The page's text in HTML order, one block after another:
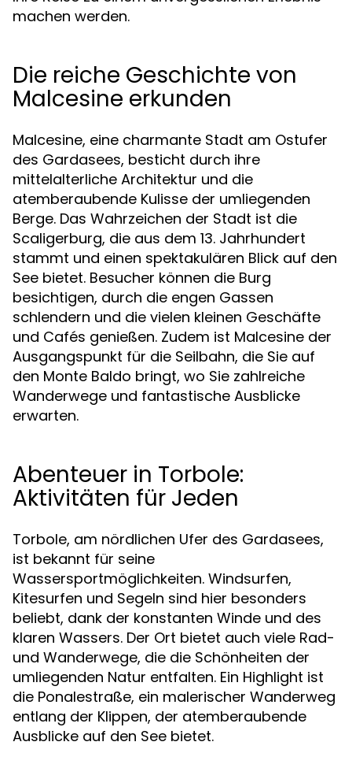
machen werden.
Die reiche Geschichte von
Malcesine erkunden
Malcesine, eine charmante Stadt am Ostufer
des Gardasees, besticht durch ihre
mittelalterliche Architektur und die
atemberaubende Kulisse der umliegenden
Berge. Das Wahrzeichen der Stadt ist die
Scaligerburg, die aus dem 13. Jahrhundert
stammt und einen spektakulären Blick auf den
See bietet. Besucher können die Burg
besichtigen, durch die engen Gassen
schlendern und die vielen kleinen Geschäfte
und Cafés genießen. Zudem ist Malcesine der
Ausgangspunkt für die Seilbahn, die Sie auf
den Monte Baldo bringt, wo Sie zahlreiche
Wanderwege und fantastische Ausblicke
erwarten.
Abenteuer in Torbole:
Aktivitäten für Jeden
Torbole, am nördlichen Ufer des Gardasees,
ist bekannt für seine
Wassersportmöglichkeiten. Windsurfen,
Kitesurfen und Segeln sind hier besonders
beliebt, dank der konstanten Winde und des
klaren Wassers. Der Ort bietet auch viele Rad-
und Wanderwege, die die Schönheiten der
umliegenden Natur entfalten. Ein Highlight ist
die Ponalestraße, ein malerischer Wanderweg
entlang der Klippen, der atemberaubende
Ausblicke auf den See bietet.